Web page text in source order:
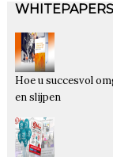
WHITEPAPERS
Hoe u succesvol
en slijpen